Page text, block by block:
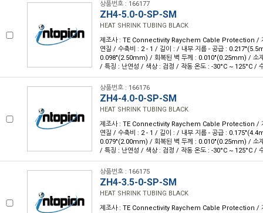
상품번호 : 166177
ZH4-5.0-0-SP-SM
HEAT SHRINK TUBING BLACK
제조사 : TE Connectivity Raychem Cable Protection /
연질 / 수축비 : 2 - 1 / 길이 : / 내부 지름 - 공급 :
0.098"(2.50mm) / 회복된 벽 두께 : 0.010"(0.25mm) / 소
/ 특징 : 난연성 / 색상 : 검정 / 작동 온도 : -30°C ~ 125°C /
상품번호 : 166176
ZH4-4.0-0-SP-SM
HEAT SHRINK TUBING BLACK
제조사 : TE Connectivity Raychem Cable Protection /
연질 / 수축비 : 2 - 1 / 길이 : / 내부 지름 - 공급 :
0.079"(2.00mm) / 회복된 벽 두께 : 0.010"(0.25mm) / 소
/ 특징 : 난연성 / 색상 : 검정 / 작동 온도 : -30°C ~ 125°C /
상품번호 : 166175
ZH4-3.5-0-SP-SM
HEAT SHRINK TUBING BLACK
제조사 : TE Connectivity Raychem Cable Protection /